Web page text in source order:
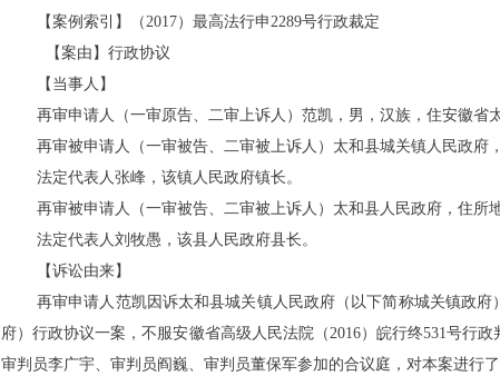
【案例索引】（2017）最高法行申2289号行政裁定
【案由】行政协议
【当事人】
再审申请人（一审原告、二审上诉人）范凯，男，汉族，住安徽省
再审被申请人（一审被告、二审被上诉人）太和县城关镇人民政府
法定代表人张峰，该镇人民政府镇长。
再审被申请人（一审被告、二审被上诉人）太和县人民政府，住所
法定代表人刘牧愚，该县人民政府县长。
【诉讼由来】
再审申请人范凯因诉太和县城关镇人民政府（以下简称城关镇政
府）行政协议一案，不服安徽省高级人民法院（2016）皖行终531号行
审判员李广宇、审判员阎巍、审判员董保军参加的合议庭，对本案进行了